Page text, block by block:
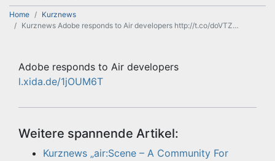
Home
Kurznews
Kurznews Adobe responds to Air developers http://t.co/doVTZ…
Adobe responds to Air developers
l.xida.de/1jOUM6T
Weitere spannende Artikel:
Kurznews „air:Scene – A Community For